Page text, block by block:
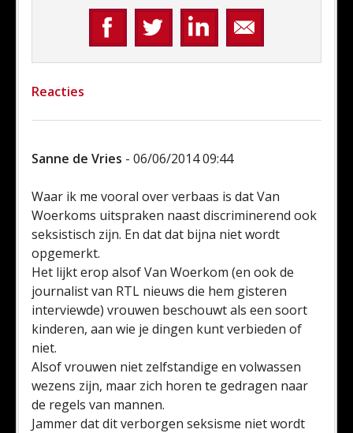
Reacties
Sanne de Vries - 06/06/2014 09:44
Waar ik me vooral over verbaas is dat Van
Woerkoms uitspraken naast discriminerend ook
seksistisch zijn. En dat dat bijna niet wordt
opgemerkt.
Het lijkt erop alsof Van Woerkom (en ook de
journalist van RTL nieuws die hem gisteren
interviewde) vrouwen beschouwt als een soort
kinderen, aan wie je dingen kunt verbieden of
niet.
Alsof vrouwen niet zelfstandige en volwassen
wezens zijn, maar zich horen te gedragen naar
de regels van mannen.
Jammer dat dit verborgen seksisme niet wordt